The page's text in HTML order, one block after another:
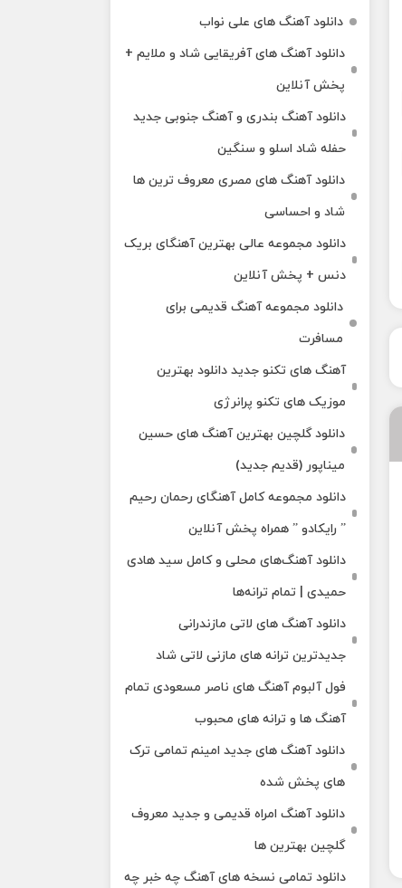
دانلود آهنگ های علی نواب
دانلود آهنگ های آفریقایی شاد و ملایم +
پخش آنلاین
دانلود آهنگ بندری و آهنگ جنوبی جدید
حفله شاد اسلو و سنگین
دانلود آهنگ های مصری معروف ترین ها
شاد و احساسی
دانلود مجموعه عالی بهترین آهنگای بریک
دنس + پخش آنلاین
دانلود مجموعه آهنگ قدیمی برای
مسافرت
آهنگ های تکنو جدید دانلود بهترین
موزیک های تکنو پرانرژی
دانلود گلچین بهترین آهنگ های حسین
میناپور (قدیم جدید)
دانلود مجموعه کامل آهنگای رحمان رحیم
” رایکادو ” همراه پخش آنلاین
دانلود آهنگ‌های محلی و کامل سید هادی
حمیدی | تمام ترانه‌ها
دانلود آهنگ‌ های لاتی مازندرانی
جدیدترین ترانه های مازنی لاتی شاد
فول آلبوم آهنگ‌ های ناصر مسعودی تمام
آهنگ‌ ها و ترانه‌ های محبوب
دانلود آهنگ های جدید امینم تمامی ترک
های پخش شده
دانلود آهنگ امراه قدیمی و جدید معروف
گلچین بهترین ها
دانلود تمامی نسخه های آهنگ چه خبر چه